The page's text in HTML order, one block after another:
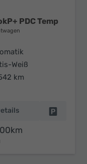
PDC Temp
Weiß
km